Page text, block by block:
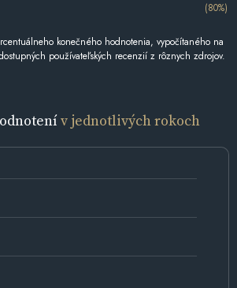
(80%)
konečného hodnotenia, vypočítaného na
používateľských recenzií z rôznych zdrojov.
v jednotlivých rokoch